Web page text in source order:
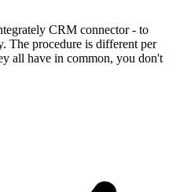
CRM connector - to
The procedure is different per
all have in common, you don't